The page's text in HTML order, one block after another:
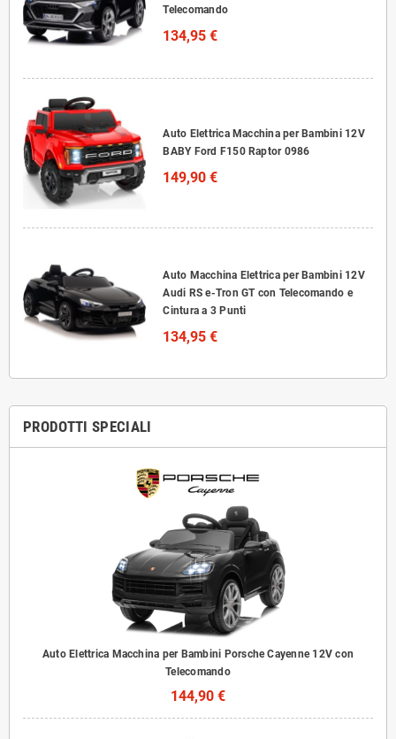
Telecomando
134,95 €
Auto Elettrica Macchina per Bambini 12V
BABY Ford F150 Raptor 0986
149,90 €
Auto Macchina Elettrica per Bambini 12V
Audi RS e-Tron GT con Telecomando e
Cintura a 3 Punti
134,95 €
PRODOTTI SPECIALI
Auto Elettrica Macchina per Bambini Porsche Cayenne 12V con
Telecomando
144,90 €